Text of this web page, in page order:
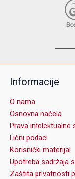
Informacije
O nama
Osnovna načela
Prava intelektualne
Lični podaci
Korisnički materijal
Upotreba sadržaja
Zaštita privatnosti